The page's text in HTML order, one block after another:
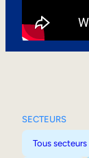
SECTEURS
Tous secteurs